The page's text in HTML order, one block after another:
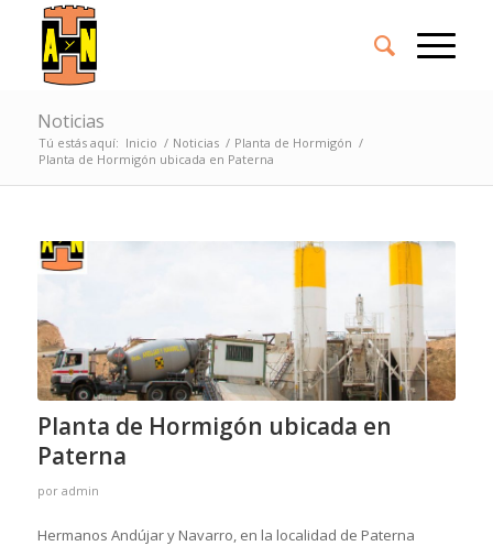
Noticias
Tú estás aquí: Inicio / Noticias / Planta de Hormigón /
Planta de Hormigón ubicada en Paterna
Planta de Hormigón ubicada en
Paterna
por admin
Hermanos Andújar y Navarro, en la localidad de Paterna